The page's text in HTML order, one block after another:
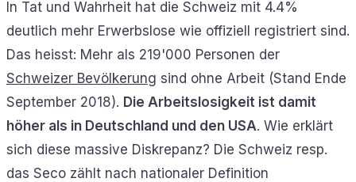
In Tat und Wahrheit hat die Schweiz mit 4.4%
deutlich mehr Erwerbslose wie offiziell registriert sind.
Das heisst: Mehr als 219'000 Personen der
Schweizer Bevölkerung sind ohne Arbeit (Stand Ende
September 2018). Die Arbeitslosigkeit ist damit
höher als in Deutschland und den USA. Wie erklärt
sich diese massive Diskrepanz? Die Schweiz resp.
das Seco zählt nach nationaler Definition